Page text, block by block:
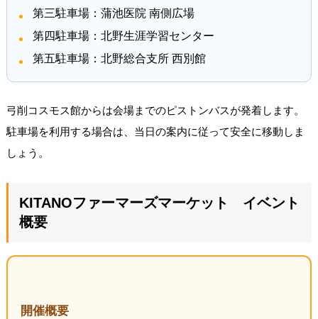
第三駐車場：蒲池医院 南側広場
第四駐車場：北野生涯学習センター
第五駐車場：北野総合支所 西別館
弓削コスモス館からは会場までのピストンバスが発着します。
駐車場を利用する場合は、当日の案内に従って安全に移動しま
しょう。
KITANOファーマーズマーケット イベント
概要
開催概要